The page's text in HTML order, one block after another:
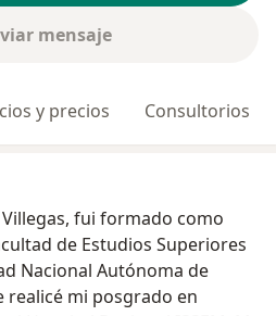
mensaje
y precios Consultorios
fui formado como
de Estudios Superiores
Nacional Autónoma de
mi posgrado en